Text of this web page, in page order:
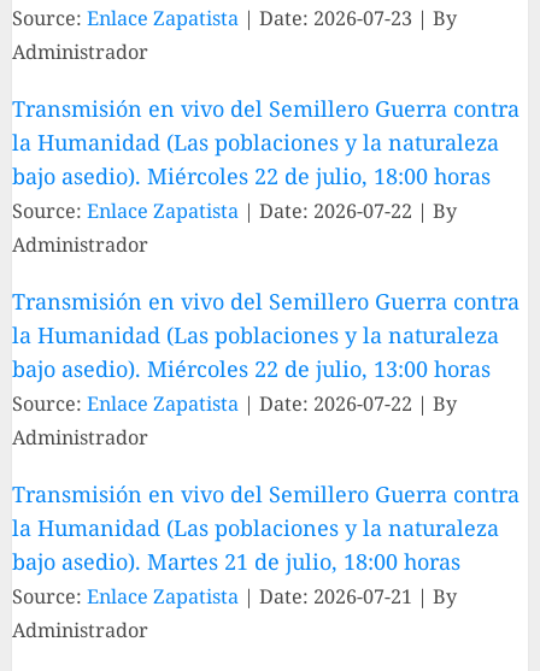
Source: Enlace Zapatista Date: 2026-07-23
By
Administrador
Transmisión en vivo del Semillero Guerra contra
la Humanidad (Las poblaciones y la naturaleza
bajo asedio). Miércoles 22 de julio, 18:00 horas
Source: Enlace Zapatista Date: 2026-07-22
By
Administrador
Transmisión en vivo del Semillero Guerra contra
la Humanidad (Las poblaciones y la naturaleza
bajo asedio). Miércoles 22 de julio, 13:00 horas
Source: Enlace Zapatista Date: 2026-07-22
By
Administrador
Transmisión en vivo del Semillero Guerra contra
la Humanidad (Las poblaciones y la naturaleza
bajo asedio). Martes 21 de julio, 18:00 horas
Source: Enlace Zapatista Date: 2026-07-21
By
Administrador